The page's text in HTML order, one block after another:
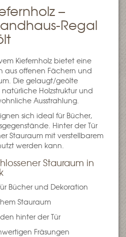
–
Regal
Kiefernholz bietet eine
aus offenen Fächern und
Die gelaugt/geölte
Holzstruktur und
Ausstrahlung.
sich ideal für Bücher,
Hinter der Tür
Stauraum mit verstellbarem
werden kann.
Stauraum in
Bücher und Dekoration
Stauraum
hinter der Tür
Fräsungen